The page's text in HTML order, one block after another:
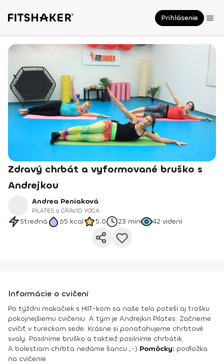
Prihlásenie
Zdravý chrbát a vyformované bruško s
Andrejkou
Andrea Peniaková
PILATES a GRAVID YOGA
Stredná 65 kcal 5.0 23 min 42 videní
Informácie o cvičení
Po týždni makačiek s HIIT-kom sa naše telo poteší aj trošku
pokojnejšiemu cvičeniu. A tým je Andrejkin Pilates. Začneme
cvičiť v tureckom sede. Krásne si ponaťahujeme chrbtové
svaly. Posilníme bruško a taktiež posilníme chrbátik.
A bolestiam chrbta nedáme šancu ;-).Pomôcky: podložka
na cvičenie